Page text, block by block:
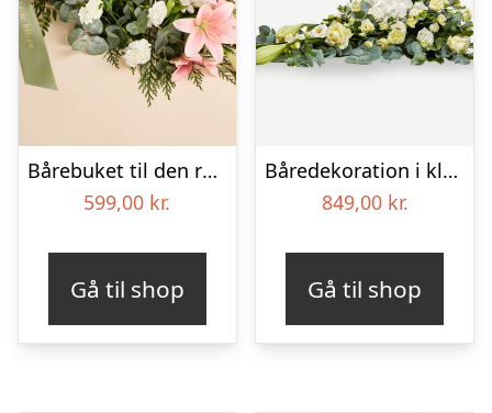
Bårebuket til den rolige afsked med bånd
599,00 kr.
Gå til shop
Båredekoration i klassisk stil – creme
849,00 kr.
Gå til shop